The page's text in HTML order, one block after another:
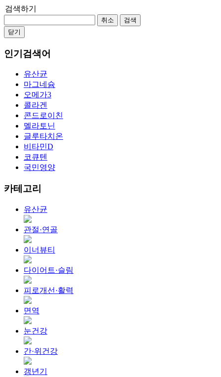
검색하기
취소
검색
닫기
인기검색어
유산균
마그네슘
오메가3
콜라겐
콘드로이친
멜라토닌
글루타치온
비타민D
코큐텐
국민영양
카테고리
유산균
관절·연골
이너뷰티
다이어트·슬림
피로개선·활력
면역
눈건강
간·위건강
갱년기